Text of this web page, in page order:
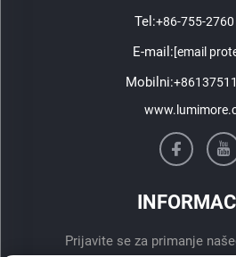
Tel:+86-755-2760
E-mail:[email
Mobilni:
Prijavite se za primanje